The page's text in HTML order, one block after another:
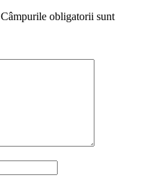
Câmpurile obligatorii sunt